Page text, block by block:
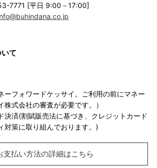
7771 [平日 9:00－17:00]
て
ーフォワードケッサイ。ご利用の前にマネー
株式会社の審査が必要です。）
決済(割賦販売法に基づき、クレジットカード
対策に取り組んでおります。)
支払い方法の詳細はこちら